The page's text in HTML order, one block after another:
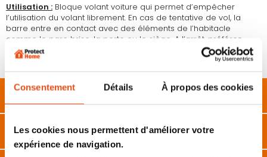
Consentement Détails À propos des cookies
Les cookies nous permettent d'améliorer votre
expérience de navigation.
Utilisation : Bloque volant voiture qui permet d’empêcher
l’utilisation du volant librement. En cas de tentative de vol, la
barre entre en contact avec des éléments de l’habitacle
comme le pare brise, la porte ou le siège. A l’arrêt, préférez
laisser vos roues en position « non parallèles » pour obliger le
mouvement du volant pour avancer tout droit.
Description
Caractéristiques